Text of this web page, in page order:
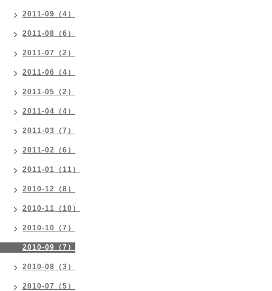
2011-09（4）
2011-08（6）
2011-07（2）
2011-06（4）
2011-05（2）
2011-04（4）
2011-03（7）
2011-02（6）
2011-01（11）
2010-12（8）
2010-11（10）
2010-10（7）
2010-09（7）
2010-08（3）
2010-07（5）